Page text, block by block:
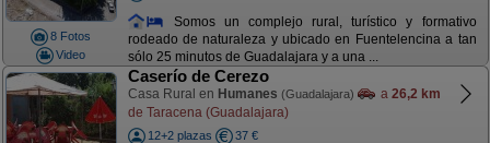
8 Fotos
Video
Somos un complejo rural, turístico y formativo
rodeado de naturaleza y ubicado en Fuentelencina a tan
sólo 25 minutos de Guadalajara y a una ...
Caserío de Cerezo
Casa Rural en Humanes (Guadalajara) a 26,2 km
de Taracena (Guadalajara)
12+2 plazas
37 €